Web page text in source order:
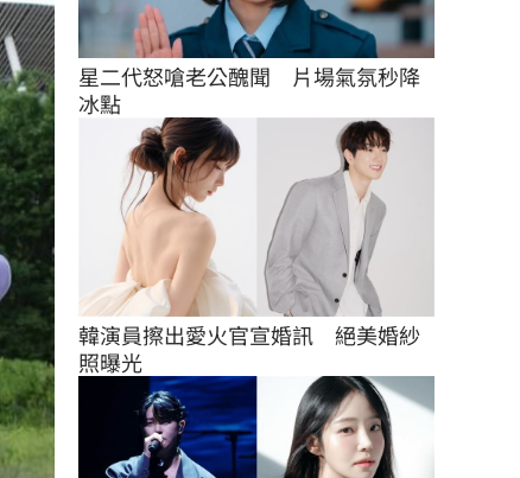
星二代怒嗆老公醜聞　片場氣氛秒降
冰點
韓演員擦出愛火官宣婚訊　絕美婚紗
照曝光